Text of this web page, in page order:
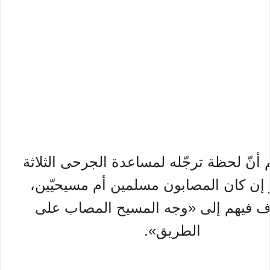
أنّ لحظة ترجّله لمساعدة الجرحى الثلاثة
إن كان المصابون مسلمين أم مسيحيّين،
فيهم إلى «وجه المسيح المصاب على
الطريق».